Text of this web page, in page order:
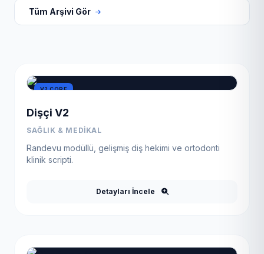
Tüm Arşivi Gör
V2 CORE
Dişçi V2
SAĞLIK & MEDIKAL
Randevu modüllü, gelişmiş diş hekimi ve ortodonti
klinik scripti.
Detayları İncele